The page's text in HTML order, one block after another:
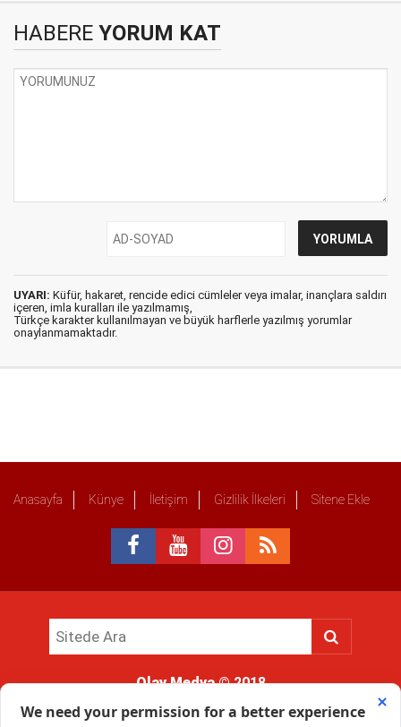
HABERE YORUM KAT
UYARI: Küfür, hakaret, rencide edici cümleler veya imalar, inançlara saldırı
içeren, imla kuralları ile yazılmamış,
Türkçe karakter kullanılmayan ve büyük harflerle yazılmış yorumlar
onaylanmamaktadır.
Anasayfa Künye İletişim Gizlilik İlkeleri Sitene Ekle
Olay Medya© 2018
kullanımı hukuki yaptırıma tabidir.